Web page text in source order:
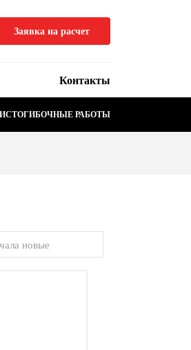
Заявка на расчет
Контакты
РАБОТЫ